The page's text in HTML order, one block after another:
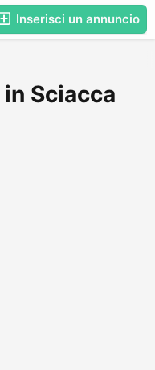
Inserisci un annuncio
Sciacca